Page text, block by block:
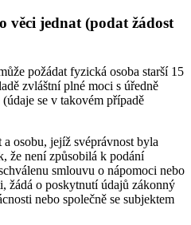
věci jednat (podat žádost
požádat fyzická osoba starší 15
zvláštní plné moci s úředně
se v takovém případě
osobu, jejíž svéprávnost byla
že není způsobilá k podání
smlouvu o nápomoci nebo
žádá o poskytnutí údajů zákonný
nebo společně se subjektem